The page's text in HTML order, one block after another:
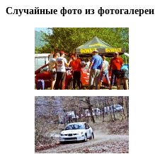
Случайные фото из фотогалереи